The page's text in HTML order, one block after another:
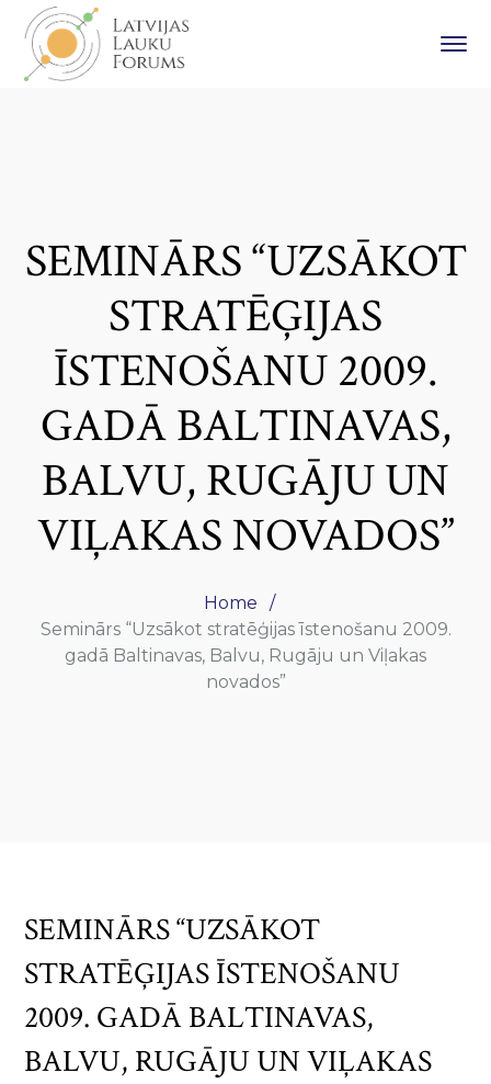
SEMINĀRS “UZSĀKOT
STRATĒĢIJAS
ĪSTENOŠANU 2009.
GADĀ BALTINAVAS,
BALVU, RUGĀJU UN
VIĻAKAS NOVADOS”
Home
Seminārs “Uzsākot stratēģijas īstenošanu 2009.
gadā Baltinavas, Balvu, Rugāju un Viļakas
novados”
SEMINĀRS “UZSĀKOT
STRATĒĢIJAS ĪSTENOŠANU
2009. GADĀ BALTINAVAS,
BALVU, RUGĀJU UN VIĻAKAS